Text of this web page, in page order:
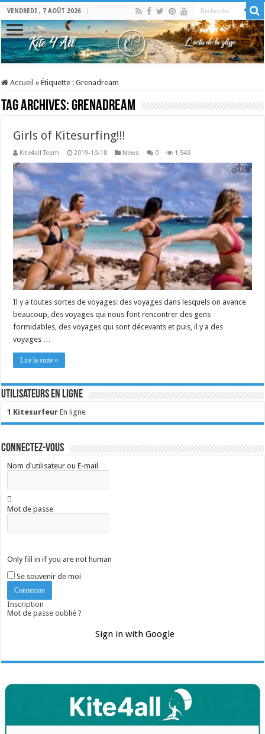
VENDREDI , 7 AOÛT 2026
Accueil » Étiquette :Grenadream
Tag Archives:Grenadream
Girls of Kitesurfing!!!
Kite4all Team 2019-10-18 News 0 1,543
Il y a toutes sortes de voyages: des voyages dans lesquels on avance
beaucoup, des voyages qui nous font rencontrer des gens
formidables, des voyages qui sont décevants et puis, il y a des
voyages …
Lire la suite »
Utilisateurs en ligne
1 Kitesurfeur En ligne
Connectez-vous
Nom d'utilisateur ou E-mail
Mot de passe
Only fill in if you are not human
Se souvenir de moi
Inscription
Mot de passe oublié ?
Sign in with Google